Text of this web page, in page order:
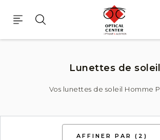
Lunette De Soleil Homme
Lunettes de soleil
Vos lunettes de soleil Homme
AFFINER PAR(2)